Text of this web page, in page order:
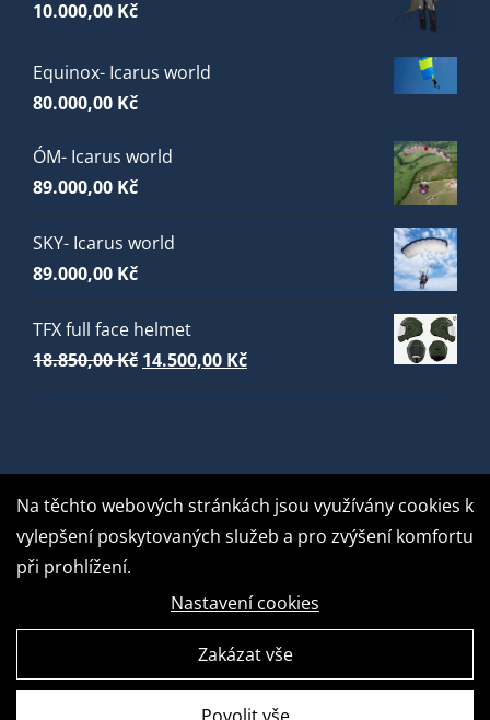
10.000,00 Kč
Equinox- Icarus world
80.000,00 Kč
ÓM- Icarus world
89.000,00 Kč
SKY- Icarus world
89.000,00 Kč
TFX full face helmet
18.850,00Kč Původní
14.500,00 KčAktuální
GDPR Ready
Na těchto webových stránkách jsou využívány cookies k
vylepšení poskytovaných služeb a pro zvýšení komfortu
při prohlížení.
Nastavení cookies
Zakázat vše